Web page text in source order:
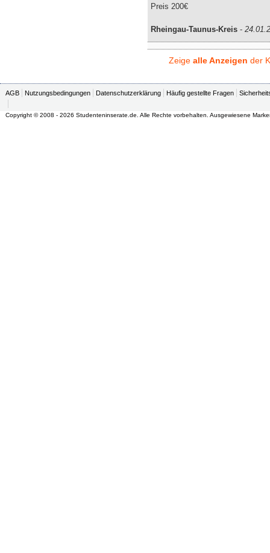
Preis 200€
Rheingau-Taunus-Kreis -
Zeige alle Anzeigen der
AGB Nutzungsbedingungen Datenschutzerklärung Häufig gestellte Fragen
Copyright © 2008 - 2026 Studenteninserate.de. Alle Rechte vorbehalten. Ausgewiesene